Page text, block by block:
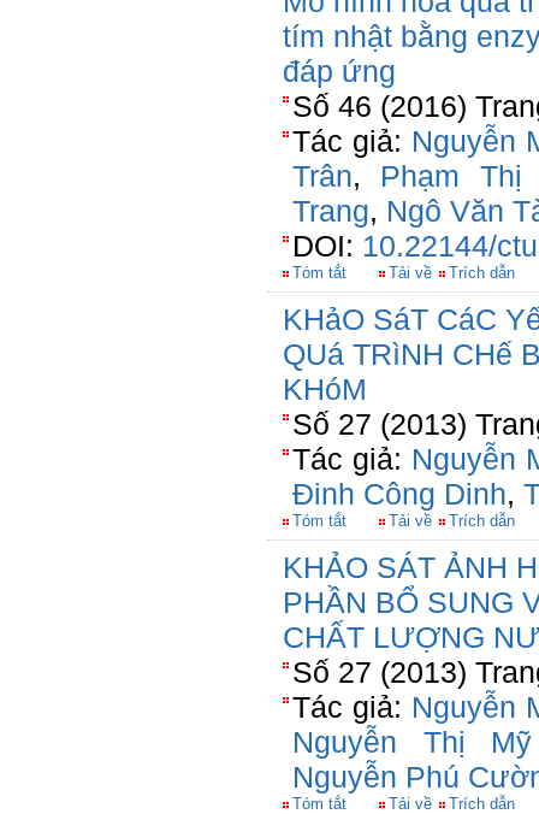
tím nhật bằng
đáp ứng
Số 46 (2016)
Tác giả: Nguyễn
Trân, Phạm Thị
Trang, Ngô Văn
DOI: 10.22144/
Tóm tắt Tải về Trích dẫn
KHảO SáT CáC
QUá TRìNH CHế
KHóM
Số 27 (2013)
Tác giả: Nguyễn
Đinh Công Dinh,
Tóm tắt Tải về Trích dẫn
KHẢO SÁT ẢNH
PHẦN BỔ SUNG
CHẤT LƯỢNG
Số 27 (2013)
Tác giả: Nguyễn
Nguyễn Thị
Nguyễn Phú
Tóm tắt Tải về Trích dẫn